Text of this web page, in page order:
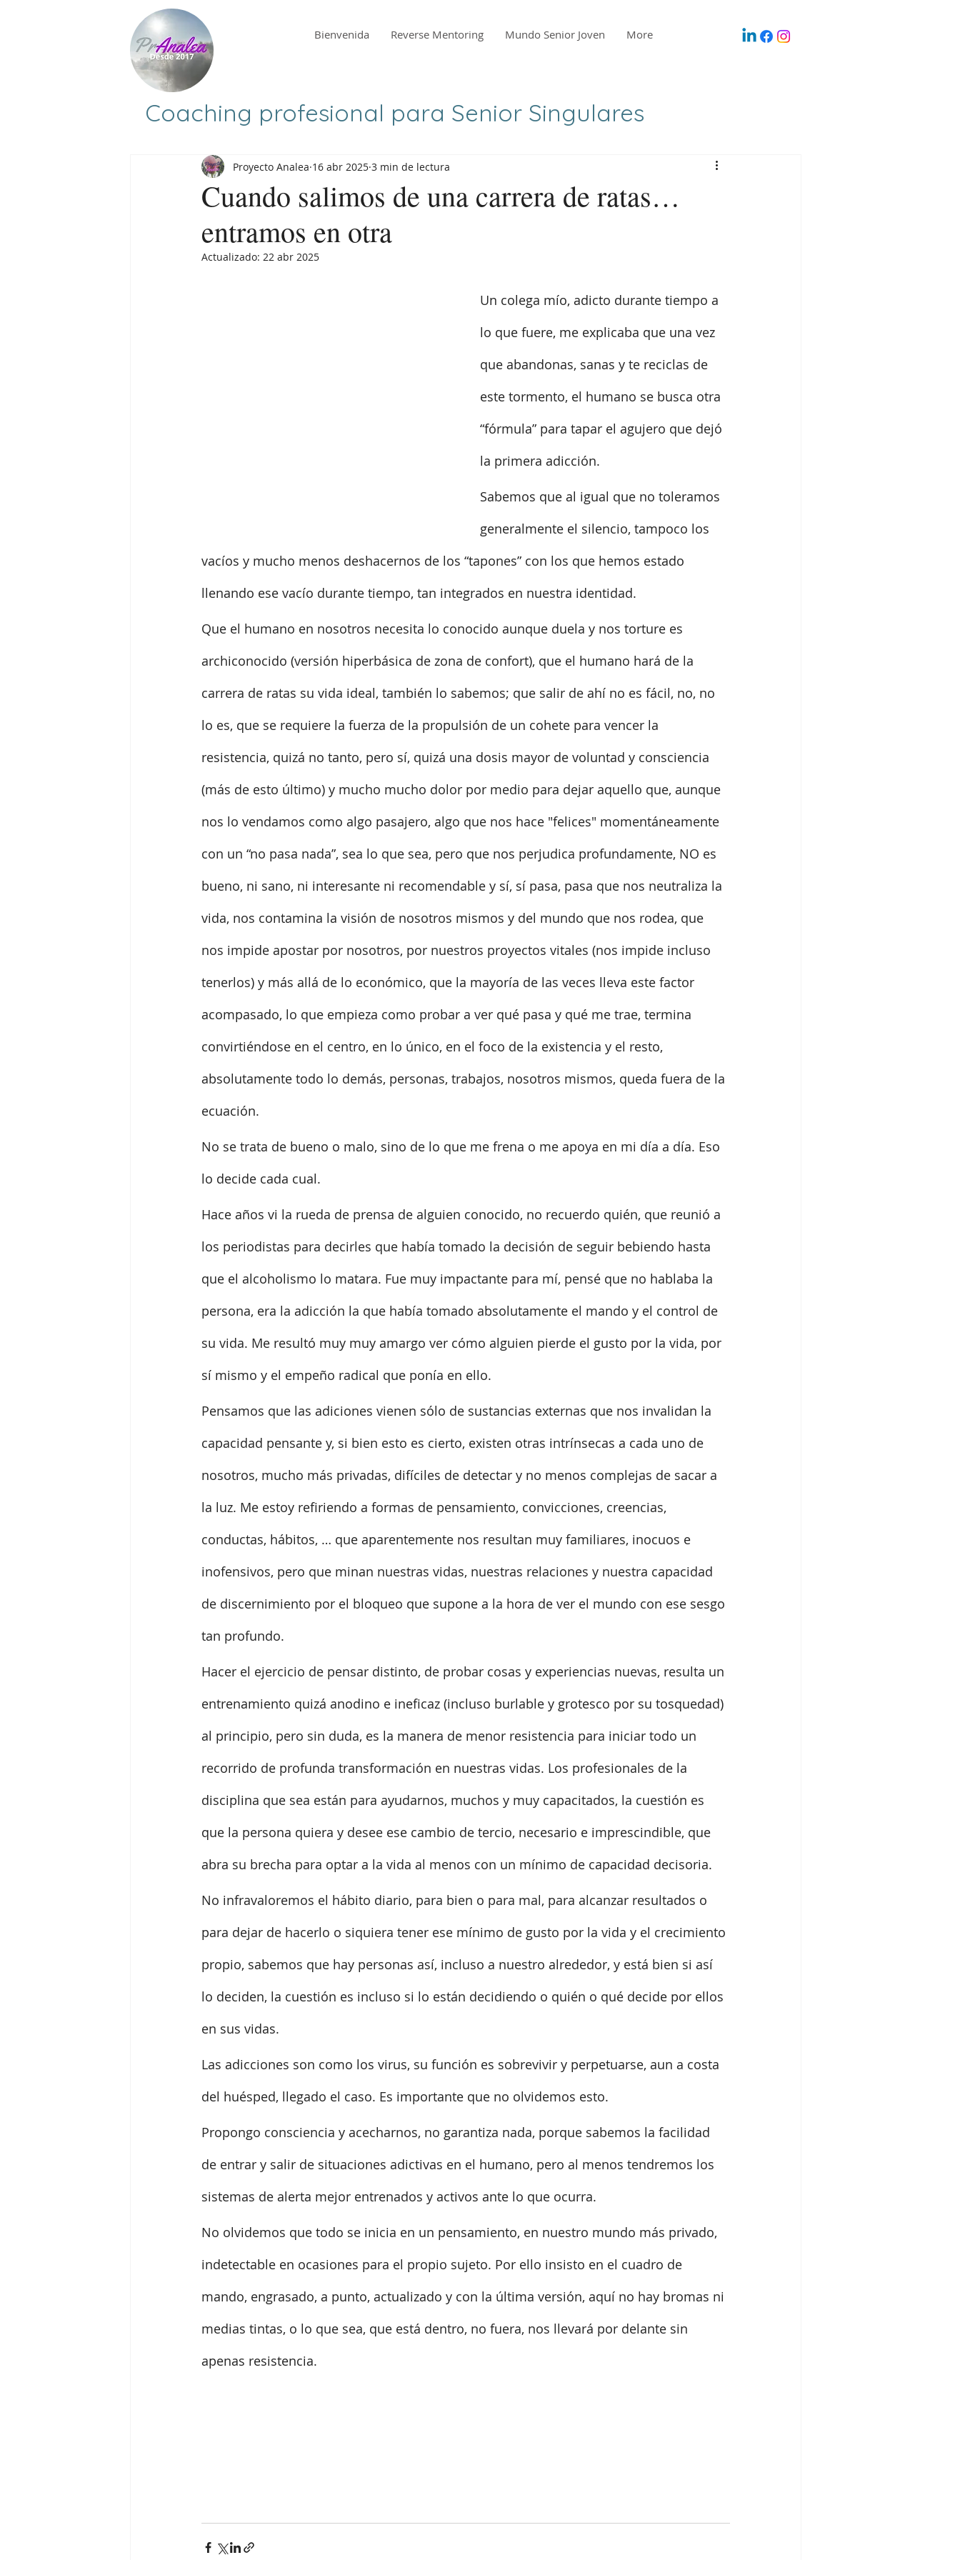
Bienvenida Reverse Mentoring Mundo Senior Joven More
Coaching profesional para Senior Singulares
Cuando salimos de una carrera de ratas…
entramos en otra
Proyecto Analea 16 abr 2025 3 min de lectura
Actualizado: 22 abr 2025
Un colega mío, adicto durante tiempo a
lo que fuere, me explicaba que una vez
que abandonas, sanas y te reciclas de
este tormento, el humano se busca otra
“fórmula” para tapar el agujero que dejó
la primera adicción.
Sabemos que al igual que no toleramos
generalmente el silencio, tampoco los
vacíos y mucho menos deshacernos de los “tapones” con los que hemos estado
llenando ese vacío durante tiempo, tan integrados en nuestra identidad.
Que el humano en nosotros necesita lo conocido aunque duela y nos torture es
archiconocido (versión hiperbásica de zona de confort), que el humano hará de la
carrera de ratas su vida ideal, también lo sabemos; que salir de ahí no es fácil, no, no
lo es, que se requiere la fuerza de la propulsión de un cohete para vencer la
resistencia, quizá no tanto, pero sí, quizá una dosis mayor de voluntad y consciencia
(más de esto último) y mucho mucho dolor por medio para dejar aquello que, aunque
nos lo vendamos como algo pasajero, algo que nos hace "felices" momentáneamente
con un “no pasa nada”, sea lo que sea, pero que nos perjudica profundamente, NO es
bueno, ni sano, ni interesante ni recomendable y sí, sí pasa, pasa que nos neutraliza la
vida, nos contamina la visión de nosotros mismos y del mundo que nos rodea, que
nos impide apostar por nosotros, por nuestros proyectos vitales (nos impide incluso
tenerlos) y más allá de lo económico, que la mayoría de las veces lleva este factor
acompasado, lo que empieza como probar a ver qué pasa y qué me trae, termina
convirtiéndose en el centro, en lo único, en el foco de la existencia y el resto,
absolutamente todo lo demás, personas, trabajos, nosotros mismos, queda fuera de la
ecuación.
No se trata de bueno o malo, sino de lo que me frena o me apoya en mi día a día. Eso
lo decide cada cual.
Hace años vi la rueda de prensa de alguien conocido, no recuerdo quién, que reunió a
los periodistas para decirles que había tomado la decisión de seguir bebiendo hasta
que el alcoholismo lo matara. Fue muy impactante para mí, pensé que no hablaba la
persona, era la adicción la que había tomado absolutamente el mando y el control de
su vida. Me resultó muy muy amargo ver cómo alguien pierde el gusto por la vida, por
sí mismo y el empeño radical que ponía en ello.
Pensamos que las adiciones vienen sólo de sustancias externas que nos invalidan la
capacidad pensante y, si bien esto es cierto, existen otras intrínsecas a cada uno de
nosotros, mucho más privadas, difíciles de detectar y no menos complejas de sacar a
la luz. Me estoy refiriendo a formas de pensamiento, convicciones, creencias,
conductas, hábitos, … que aparentemente nos resultan muy familiares, inocuos e
inofensivos, pero que minan nuestras vidas, nuestras relaciones y nuestra capacidad
de discernimiento por el bloqueo que supone a la hora de ver el mundo con ese sesgo
tan profundo.
Hacer el ejercicio de pensar distinto, de probar cosas y experiencias nuevas, resulta un
entrenamiento quizá anodino e ineficaz (incluso burlable y grotesco por su tosquedad)
al principio, pero sin duda, es la manera de menor resistencia para iniciar todo un
recorrido de profunda transformación en nuestras vidas. Los profesionales de la
disciplina que sea están para ayudarnos, muchos y muy capacitados, la cuestión es
que la persona quiera y desee ese cambio de tercio, necesario e imprescindible, que
abra su brecha para optar a la vida al menos con un mínimo de capacidad decisoria.
No infravaloremos el hábito diario, para bien o para mal, para alcanzar resultados o
para dejar de hacerlo o siquiera tener ese mínimo de gusto por la vida y el crecimiento
propio, sabemos que hay personas así, incluso a nuestro alrededor, y está bien si así
lo deciden, la cuestión es incluso si lo están decidiendo o quién o qué decide por ellos
en sus vidas.
Las adicciones son como los virus, su función es sobrevivir y perpetuarse, aun a costa
del huésped, llegado el caso. Es importante que no olvidemos esto.
Propongo consciencia y acecharnos, no garantiza nada, porque sabemos la facilidad
de entrar y salir de situaciones adictivas en el humano, pero al menos tendremos los
sistemas de alerta mejor entrenados y activos ante lo que ocurra.
No olvidemos que todo se inicia en un pensamiento, en nuestro mundo más privado,
indetectable en ocasiones para el propio sujeto. Por ello insisto en el cuadro de
mando, engrasado, a punto, actualizado y con la última versión, aquí no hay bromas ni
medias tintas, o lo que sea, que está dentro, no fuera, nos llevará por delante sin
apenas resistencia.